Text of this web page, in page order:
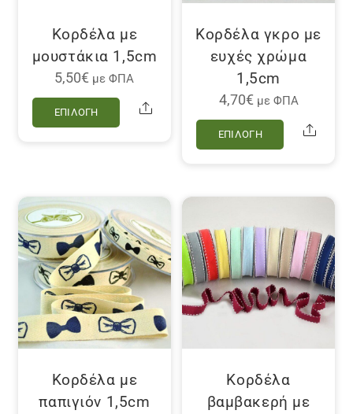
Κορδέλα με
μουστάκια 1,5cm
5,50€ με ΦΠΑ
ΕΠΙΛΟΓΉ
Αυτό
παραλλαγές.
Οι
επιλογές
μπορούν
να
επιλεγούν
στη
σελίδα
του
προϊόντος
Share
Κορδέλα γκρο με
ευχές χρώμα
1,5cm
4,70€ με ΦΠΑ
ΕΠΙΛΟΓΉ
Αυτό
Οι
επιλογές
μπορούν
να
του
Share
Κορδέλα με
παπιγιόν 1,5cm
Κορδέλα
βαμβακερή με